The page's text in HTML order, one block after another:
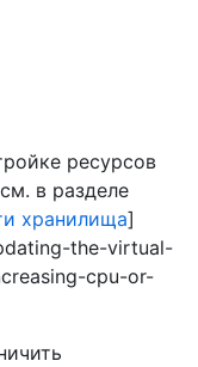
ресурсов
в разделе
хранилища]
the-virtual-
cpu-or-